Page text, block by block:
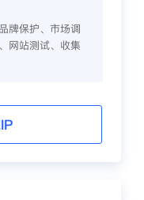
牌保护、市场调
网站测试、收集